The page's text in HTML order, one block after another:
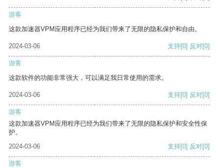
游客
这款加速器VPM应用程序已经为我们带来了无限的隐私保护和自由。
2024-03-06 支持[0] 反对[0]
游客
这款软件的功能非常强大，可以满足我日常使用的需求。
2024-03-06 支持[0] 反对[0]
游客
这款加速器VPM应用程序已经为我们带来了无限的隐私保护和安全性保
护。
2024-03-06
支持[0] 反对[0]
游客